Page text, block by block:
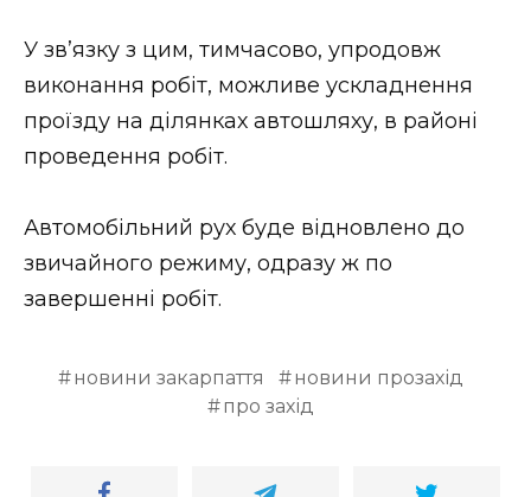
НОВИНИ ЗАХІДНОЇ УКРАЇНИ
ФОТО
ВІДЕО
У зв’язку з цим, тимчасово, упродовж
виконання робіт, можливе ускладнення
проїзду на ділянках автошляху, в районі
проведення робіт.
Автомобільний рух буде відновлено до
звичайного режиму, одразу ж по
завершенні робіт.
новини закарпаття
новини прозахід
про захід